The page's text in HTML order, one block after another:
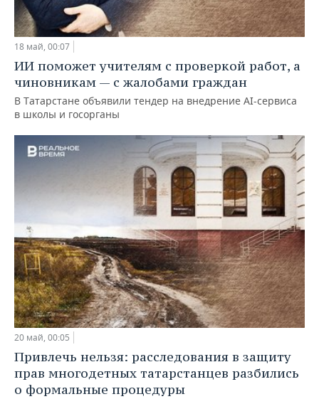
18 май, 00:07
ИИ поможет учителям с проверкой работ, а
чиновникам — с жалобами граждан
В Татарстане объявили тендер на внедрение AI-сервиса
в школы и госорганы
20 май, 00:05
Привлечь нельзя: расследования в защиту
прав многодетных татарстанцев разбились
о формальные процедуры